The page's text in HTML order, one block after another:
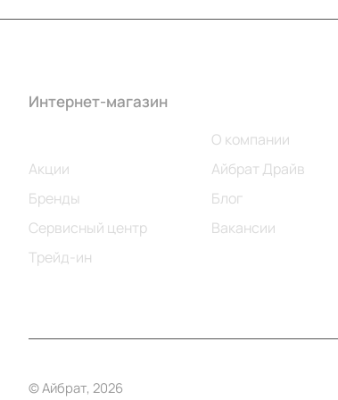
Интернет-магазин
Акции
Бренды
Сервисный центр
Трейд-ин
О компании
Айбрат Драйв
Блог
Вакансии
© Айбрат, 2026